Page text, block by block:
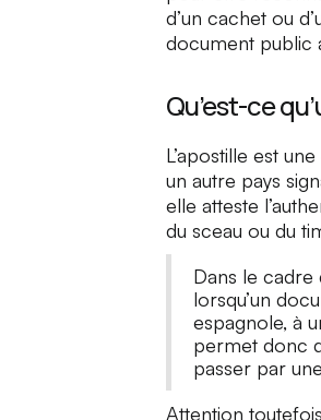
d’un cachet ou
document public
Qu’est-ce
L’apostille est
un autre pays
elle atteste
du sceau ou du
Dans le cadre
lorsqu’un
espagnole, à
permet donc
passer par
Attention